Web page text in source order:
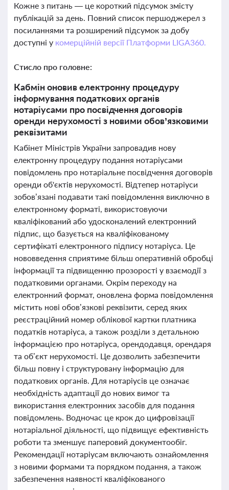
Кожне з питань — це короткий підсумок змісту
публікацій за день. Повний список першоджерел з
посиланнями та розширений підсумок за добу
доступні у комерційній версії Платформи LIGA360.
Стисло про головне:
Кабмін оновив електронну процедуру
інформування податкових органів
нотаріусами про посвідчення договорів
оренди нерухомості з новими обов’язковими
реквізитами
Кабінет Міністрів України запровадив нову
електронну процедуру подання нотаріусами
повідомлень про нотаріальне посвідчення договорів
оренди об'єктів нерухомості. Відтепер нотаріуси
зобов’язані подавати такі повідомлення виключно в
електронному форматі, використовуючи
кваліфікований або удосконалений електронний
підпис, що базується на кваліфікованому
сертифікаті електронного підпису нотаріуса. Це
нововведення сприятиме більш оперативній обробці
інформації та підвищенню прозорості у взаємодії з
податковими органами. Окрім переходу на
електронний формат, оновлена форма повідомлення
містить нові обов’язкові реквізити, серед яких
реєстраційний номер облікової картки платника
податків нотаріуса, а також розділи з детальною
інформацією про нотаріуса, орендодавця, орендаря
та об’єкт нерухомості. Це дозволить забезпечити
більш повну і структуровану інформацію для
податкових органів. Для нотаріусів це означає
необхідність адаптації до нових вимог та
використання електронних засобів для подання
повідомлень. Водночас це крок до цифровізації
нотаріальної діяльності, що підвищує ефективність
роботи та зменшує паперовий документообіг.
Рекомендації нотаріусам включають ознайомлення
з новими формами та порядком подання, а також
забезпечення наявності кваліфікованого